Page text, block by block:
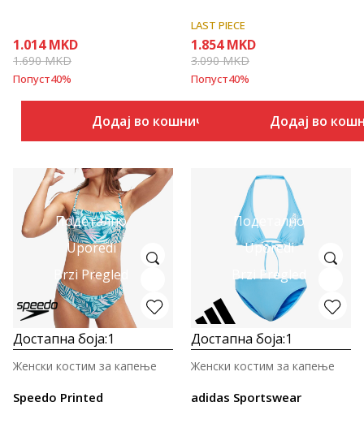
1.014 MKD
1.690MKD
Попуст40%
Додај во кошничка
LAST PIECE
1.854 MKD
3.090MKD
Попуст40%
Додај во
Подетално
Uporedi
Brzi Pregled
Достапна боја:1
Speedo Printed
Женски костим за капење
Подетално
Uporedi
Brzi Pregled
Достапна боја:1
adidas Sportswear
Женски костим за капење